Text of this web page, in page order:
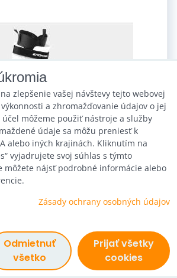
Tomsen BTS 5
€s DPH
zlepšenie vašej návštevy tejto webovej
a zhromažďovanie údajov o jej
môžeme použiť nástroje a služby
údaje sa môžu preniesť k
alebo iných krajinách. Kliknutím na
vyjadrujete svoj súhlas s týmto
môžete nájsť podrobné informácie alebo
Zásady ochrany osobných údajov
Prijať všetky
cookies
Odmietnuť
všetko